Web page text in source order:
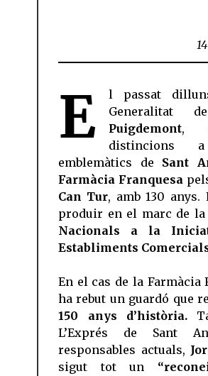
E
l passat
Generalitat
Puigdemont,
distincions
emblemàtics de Sant
Farmàcia Franquesa
Can Tur, amb 130
produir en el marc de la
Nacionals a la
Establiments
En el cas de la Farmàcia
ha rebut un guardó que
150 anys d’història.
L’Exprés de Sant
responsables actuals,
sigut tot un